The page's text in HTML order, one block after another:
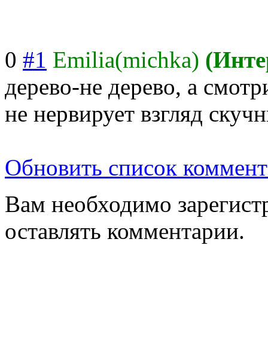
0 #1 Emilia(michka)
дерево-не дерево, а
не нервирует взгляд
Обновить список
Вам необходимо
оставлять комментарии.